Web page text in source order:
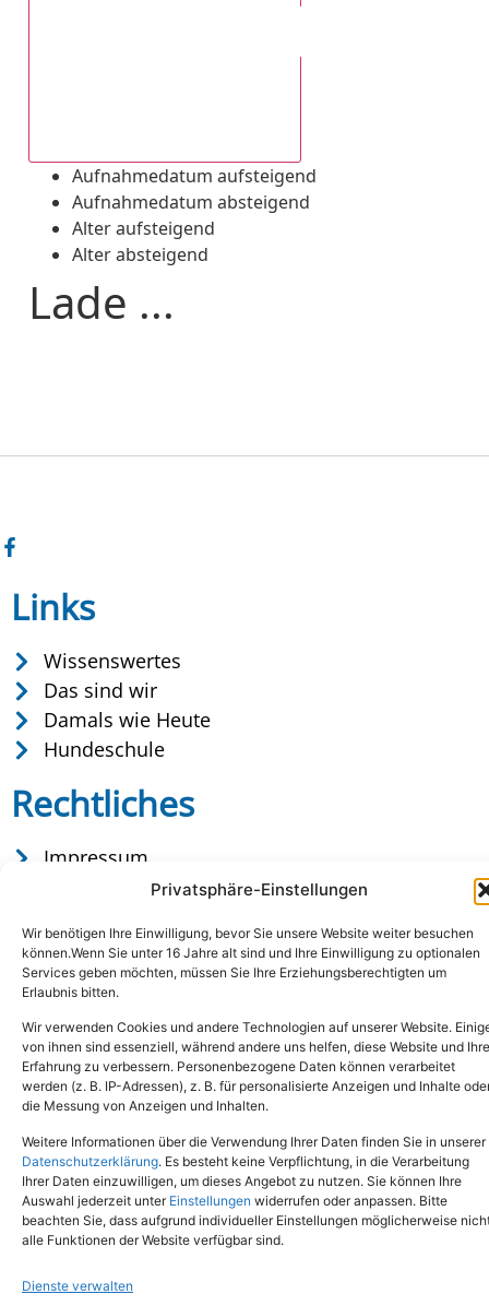
Privatsphäre-Einstellungen
Wir benötigen Ihre Einwilligung, bevor Sie unsere Website weiter besuchen
können.Wenn Sie unter 16 Jahre alt sind und Ihre Einwilligung zu optionalen
Services geben möchten, müssen Sie Ihre Erziehungsberechtigten um
Erlaubnis bitten.
Wir verwenden Cookies und andere Technologien auf unserer Website.
von ihnen sind essenziell, während andere uns helfen, diese Website und Ihre
Erfahrung zu verbessern. Personenbezogene Daten können verarbeitet
werden (z. B. IP-Adressen), z. B. für personalisierte Anzeigen und Inhalte
die Messung von Anzeigen und Inhalten.
Weitere Informationen über die Verwendung Ihrer Daten finden Sie in unserer
Datenschutzerklärung. Es besteht keine Verpflichtung, in die Verarbeitung
Ihrer Daten einzuwilligen, um dieses Angebot zu nutzen. Sie können Ihre
Auswahl jederzeit unter Einstellungen widerrufen oder anpassen. Bitte
beachten Sie, dass aufgrund individueller Einstellungen möglicherweise
alle Funktionen der Website verfügbar sind.
Dienste verwalten
Aufnahmedatum aufsteigend
Aufnahmedatum absteigend
Alter aufsteigend
Alter absteigend
Lade ...
Links
Wissenswertes
Das sind wir
Damals wie Heute
Hundeschule
Rechtliches
Impressum
Datenschutz
Copyright © 2024. Alle Rechte vorbehalten.
Tel.: (02651) - 77438info@tierheim-mayen.de
In der Pluns 1, 56727 Mayen